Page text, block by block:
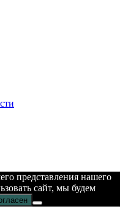
представления нашего
сайт, мы будем